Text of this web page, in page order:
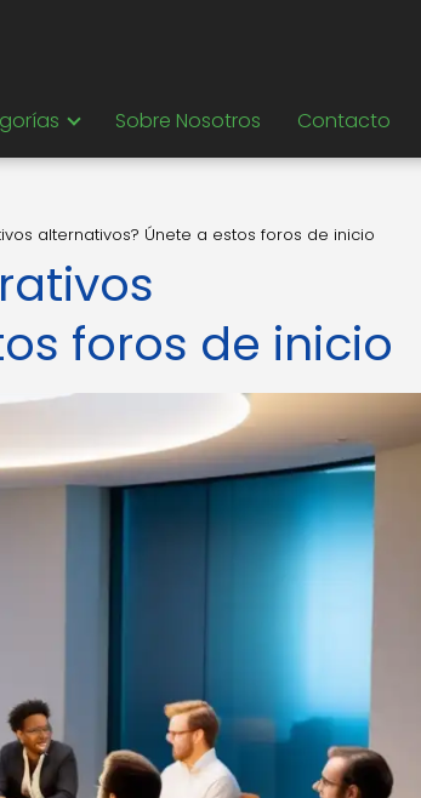
Sobre Nosotros Contacto
alternativos? Únete a estos foros de inicio
foros de inicio